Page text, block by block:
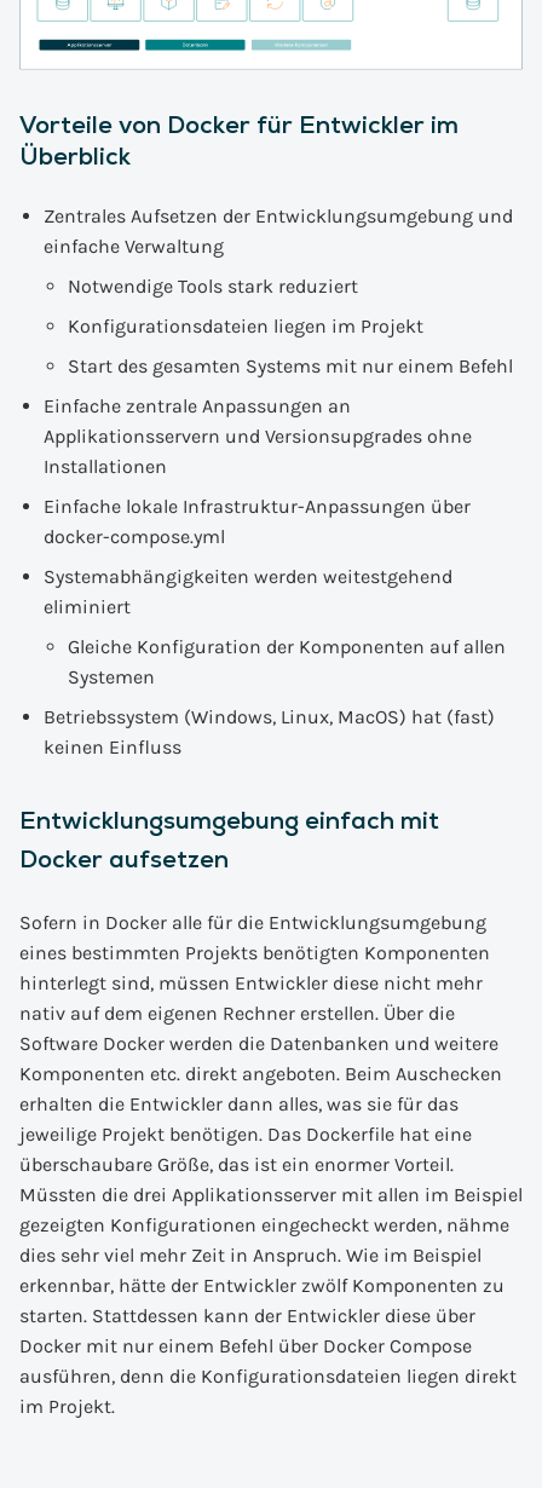
Vorteile von Docker für Entwickler im
Überblick
Zentrales Aufsetzen der Entwicklungsumgebung und
einfache Verwaltung
Notwendige Tools stark reduziert
Konfigurationsdateien liegen im Projekt
Start des gesamten Systems mit nur einem Befehl
Einfache zentrale Anpassungen an
Applikationsservern und Versionsupgrades ohne
Installationen
Einfache lokale Infrastruktur-Anpassungen über
docker-compose.yml
Systemabhängigkeiten werden weitestgehend
eliminiert
Gleiche Konfiguration der Komponenten auf allen
Systemen
Betriebssystem (Windows, Linux, MacOS) hat (fast)
keinen Einfluss
Entwicklungsumgebung einfach mit
Docker aufsetzen
Sofern in Docker alle für die Entwicklungsumgebung
eines bestimmten Projekts benötigten Komponenten
hinterlegt sind, müssen Entwickler diese nicht mehr
nativ auf dem eigenen Rechner erstellen. Über die
Software Docker werden die Datenbanken und weitere
Komponenten etc. direkt angeboten. Beim Auschecken
erhalten die Entwickler dann alles, was sie für das
jeweilige Projekt benötigen. Das Dockerfile hat eine
überschaubare Größe, das ist ein enormer Vorteil.
Müssten die drei Applikationsserver mit allen im Beispiel
gezeigten Konfigurationen eingecheckt werden, nähme
dies sehr viel mehr Zeit in Anspruch. Wie im Beispiel
erkennbar, hätte der Entwickler zwölf Komponenten zu
starten. Stattdessen kann der Entwickler diese über
Docker mit nur einem Befehl über Docker Compose
ausführen, denn die Konfigurationsdateien liegen direkt
im Projekt.